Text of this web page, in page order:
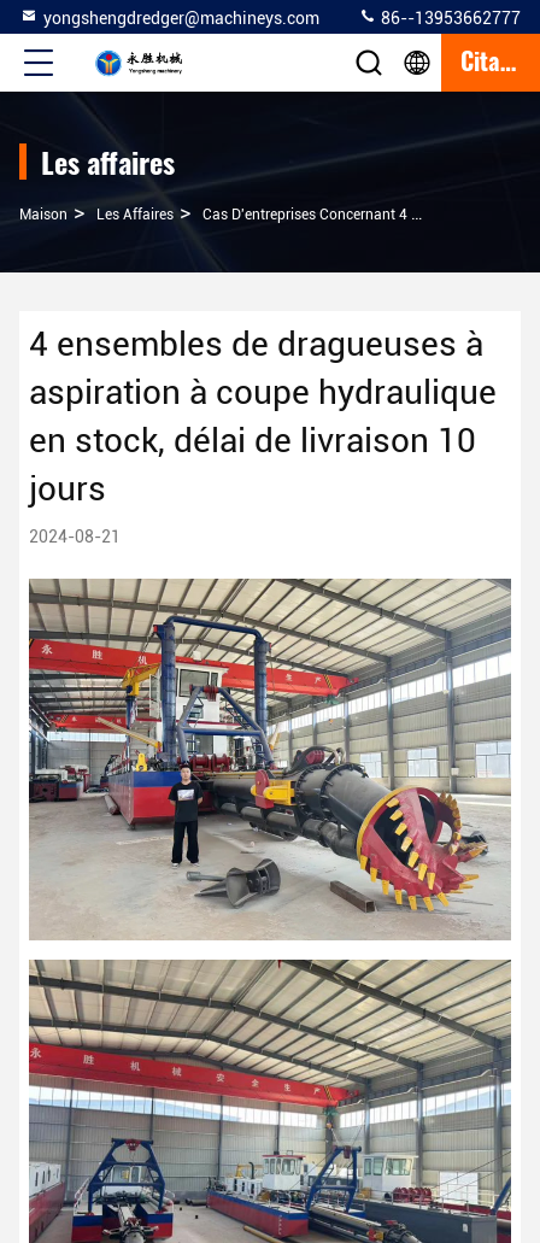
yongshengdredger@machineys.com 86--13953662777
Citation
Les affaires
Maison > Les Affaires > Cas D'entreprises Concernant 4 Ensembles De Dragueuses À Aspiration À Coupe Hydraulique En Stock, Délai De Livraison 10 Jours
4 ensembles de dragueuses à
aspiration à coupe hydraulique
en stock, délai de livraison 10
jours
2024-08-21